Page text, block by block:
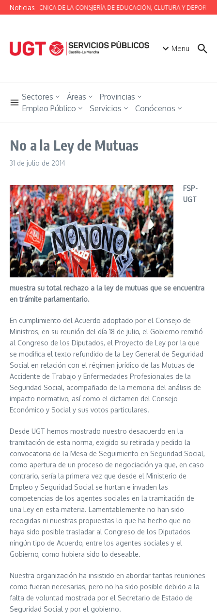
Saltar al contenido
Noticias
MESA TÉCNICA DE LA CONSJERÍA DE EDUCACIÓN, CLUTURA Y
Menu
Sectores Áreas
Provincias
Empleo Público
Servicios Conócenos
No a la Ley de Mutuas
31 de julio de 2014
FSP-
UGT
muestra su total rechazo a la ley de mutuas que se encuentra
en trámite parlamentario.
En cumplimiento del Acuerdo adoptado por el Consejo de
Ministros, en su reunión del día 18 de julio, el Gobierno remitió
al Congreso de los Diputados, el Proyecto de Ley por la que
se modifica el texto refundido de la Ley General de Seguridad
Social en relación con el régimen jurídico de las Mutuas de
Accidente de Trabajo y Enfermedades Profesionales de la
Seguridad Social, acompañado de la memoria del análisis de
impacto normativo, así como el dictamen del Consejo
Económico y Social y sus votos particulares.
Desde UGT hemos mostrado nuestro desacuerdo en la
tramitación de esta norma, exigido su retirada y pedido la
convocatoria de la Mesa de Seguimiento en Seguridad Social,
como apertura de un proceso de negociación ya que, en caso
contrario, sería la primera vez que desde el Ministerio de
Empleo y Seguridad Social se hurtan e invaden las
competencias de los agentes sociales en la tramitación de
una Ley en esta materia. Lamentablemente no han sido
recogidas ni nuestras propuestas lo que ha hecho que no
haya sido posible trasladar al Congreso de los Diputados
ningún tipo de Acuerdo, entre los agentes sociales y el
Gobierno, como hubiera sido lo deseable.
Nuestra organización ha insistido en abordar tantas reuniones
como fueran necesarias, pero no ha sido posible debido a la
falta de voluntad mostrada por el Secretario de Estado de
Seguridad Social y por el gobierno.